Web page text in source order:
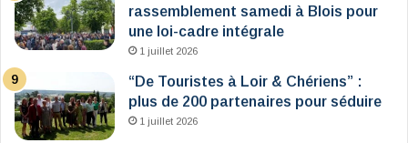
rassemblement samedi à Blois pour
une loi-cadre intégrale
1 juillet 2026
“De Touristes à Loir & Chériens” :
plus de 200 partenaires pour séduire
1 juillet 2026